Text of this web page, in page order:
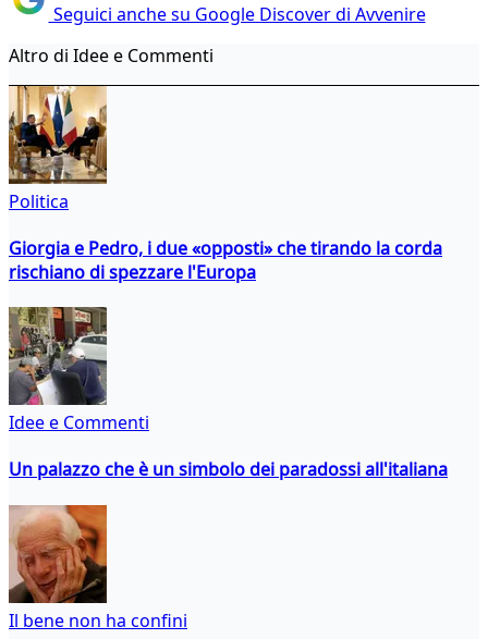
Seguici anche su Google Discover di Avvenire
Altro di Idee e Commenti
Politica
Giorgia e Pedro, i due «opposti» che tirando la corda
rischiano di spezzare l'Europa
Idee e Commenti
Un palazzo che è un simbolo dei paradossi all'italiana
Il bene non ha confini